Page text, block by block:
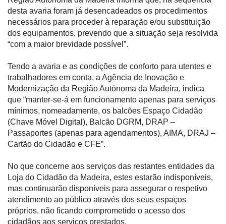
desta avaria foram já desencadeados os procedimentos
necessários para proceder à reparação e/ou substituição
dos equipamentos, prevendo que a situação seja resolvida
“com a maior brevidade possível”.
Tendo a avaria e as condições de conforto para utentes e
trabalhadores em conta, a Agência de Inovação e
Modernização da Região Autónoma da Madeira, indica
que “manter-se-á em funcionamento apenas para serviços
mínimos, nomeadamente, os balcões Espaço Cidadão
(Chave Móvel Digital), Balcão DGRM, DRAP –
Passaportes (apenas para agendamentos), AIMA, DRAJ –
Cartão do Cidadão e CFE”.
No que concerne aos serviços das restantes entidades da
Loja do Cidadão da Madeira, estes estarão indisponíveis,
mas continuarão disponíveis para assegurar o respetivo
atendimento ao público através dos seus espaços
próprios, não ficando comprometido o acesso dos
cidadãos aos serviços prestados.